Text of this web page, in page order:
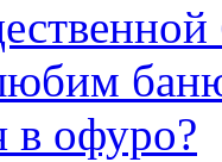
в офуро?